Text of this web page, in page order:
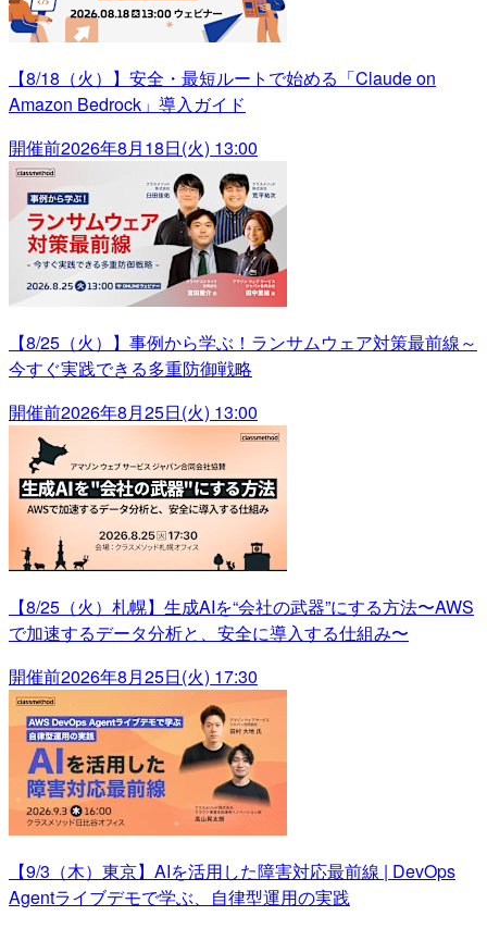
【8/18（火）】安全・最短ルートで始める「Claude on
Amazon Bedrock」導入ガイド
開催前2026年8月18日(火) 13:00
【8/25（火）】事例から学ぶ！ランサムウェア対策最前線～
今すぐ実践できる多重防御戦略
開催前2026年8月25日(火) 13:00
【8/25（火）札幌】生成AIを“会社の武器”にする方法〜AWS
で加速するデータ分析と、安全に導入する仕組み〜
開催前2026年8月25日(火) 17:30
【9/3（木）東京】AIを活用した障害対応最前線 | DevOps
Agentライブデモで学ぶ、自律型運用の実践